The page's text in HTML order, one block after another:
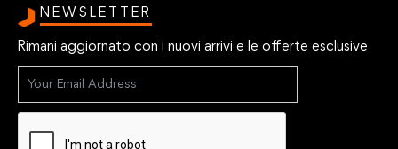
NEWSLETTER
Rimani aggiornato con i nuovi arrivi e le offerte esclusive